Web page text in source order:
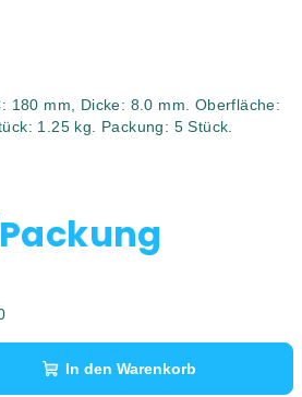
180 mm, Dicke: 8.0 mm. Oberfläche:
1.25 kg. Packung: 5 Stück.
In den Warenkorb